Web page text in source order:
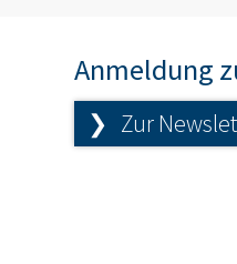
Anmeldung
❯ Zur